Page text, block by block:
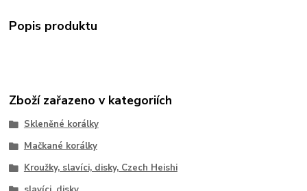
Popis produktu
Zboží zařazeno v kategoriích
Skleněné korálky
Mačkané korálky
Kroužky, slavíci, disky, Czech Heishi